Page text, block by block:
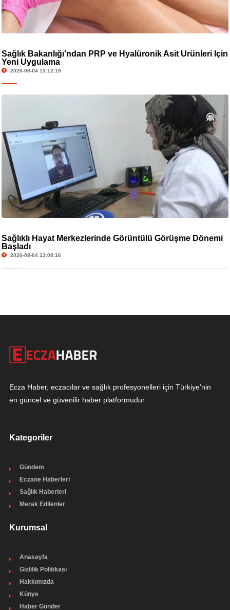
Sağlık Bakanlığı'ndan PRP ve Hyalüronik Asit Ürünleri İçin
Yeni Uygulama
2026-08-04 13:12:19
Sağlıklı Hayat Merkezlerinde Görüntülü Görüşme Dönemi
Başladı
2026-08-04 13:08:16
Ecza Haber, eczacılar ve sağlık profesyonelleri için Türkiye’nin
en güncel ve güvenilir haber platformudur.
Kategoriler
Gündem
Eczane Haberleri
Sağlık Haberleri
Merak Edilenler
Kurumsal
Anasayfa
Gizlilik Politikası
Hakkımızda
Künye
Haber Gönder